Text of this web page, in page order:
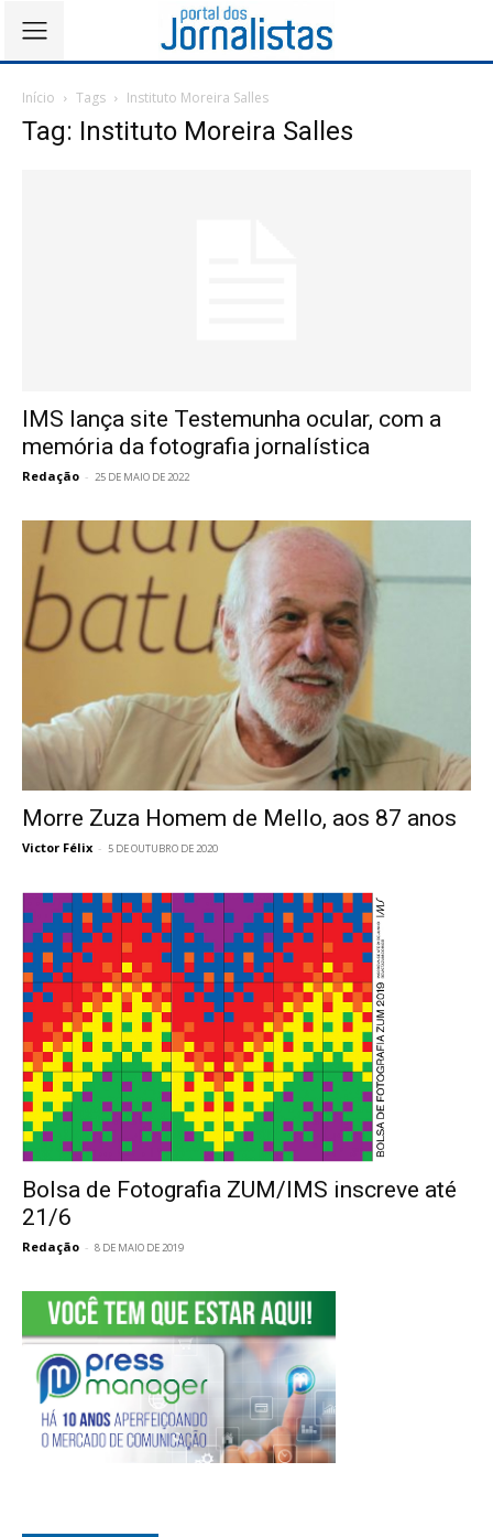
Início Tags Instituto Moreira Salles
Tag: Instituto Moreira Salles
IMS lança site Testemunha ocular, com a
memória da fotografia jornalística
Redação - 25 DE MAIO DE 2022
Morre Zuza Homem de Mello, aos 87 anos
Victor Félix - 5 DE OUTUBRO DE 2020
Bolsa de Fotografia ZUM/IMS inscreve até
21/6
Redação - 8 DE MAIO DE 2019